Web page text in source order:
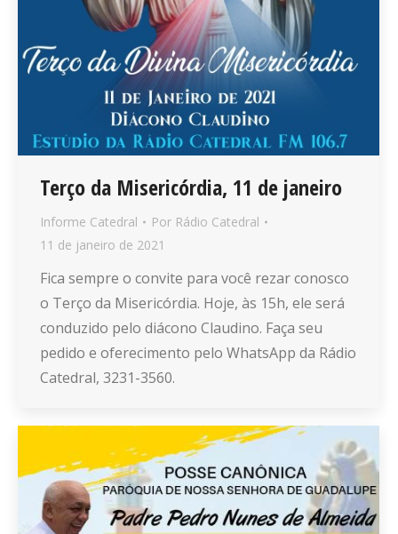
Terço da Misericórdia, 11 de janeiro
Informe Catedral Por Rádio Catedral
11 de janeiro de 2021
Fica sempre o convite para você rezar conosco
o Terço da Misericórdia. Hoje, às 15h, ele será
conduzido pelo diácono Claudino. Faça seu
pedido e oferecimento pelo WhatsApp da Rádio
Catedral, 3231-3560.